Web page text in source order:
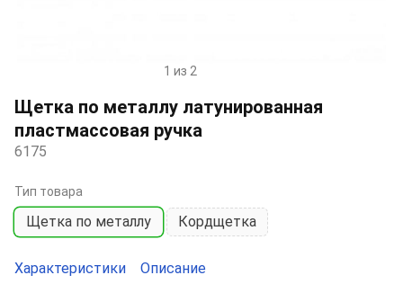
1
of
2
1 из 2
Щетка по металлу латунированная
пластмассовая ручка
6175
Тип товара
Щетка по металлу Кордщетка
Характеристики Описание